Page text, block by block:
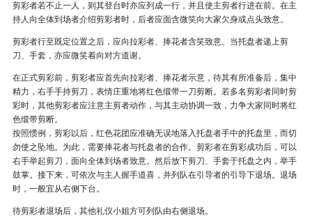
剪彩者若不止一人，则其登台时亦应列成一行，并且使主剪者行进在前。在主
持人向全体到场者介绍剪彩者时，后者应面含微笑向大家欠身或点头致意。
剪彩者行至既定位置之后，应向拉彩者、捧花者含笑致意。当托盘者递上剪
刀、手套，亦应微笑着向对方道谢。
在正式剪彩前，剪彩者应首先向拉彩者、捧花者示意，待其有所准备后，集中
精力，右手手持剪刀，表情庄重地将红色缎带一刀剪断。若多名剪彩者同时剪
彩时，其他剪彩者应注意主剪者动作，与其主动协调一致，力争大家同时将红
色缎带剪断。
按照惯例，剪彩以后，红色花团应准确无误地落入托盘者手中的托盘里，而切
勿使之坠地。为此，需要捧花者与托盘者的合作。剪彩者在剪彩成功后，可以
右手举起剪刀，面向全体到场者致意。然后放下剪刀、手套于托盘之内，举手
鼓掌。接下来，可依次与主人握手道喜，并列队在引导者的引导下退场。退场
时，一般宜从右侧下台。
待剪彩者退场后，其他礼仪小姐方可列队由右侧退场。